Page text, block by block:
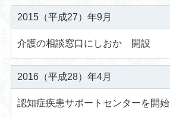
2015（平成27）年9月
介護の相談窓口にしおか 開設
2016（平成28）年4月
認知症疾患サポートセンターを開始